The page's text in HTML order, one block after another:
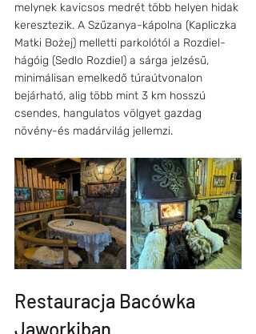
melynek kavicsos medrét több helyen hidak
keresztezik. A Szűzanya-kápolna (Kapliczka
Matki Bożej) melletti parkolótól a Rozdiel-
hágóig (Sedlo Rozdiel) a sárga jelzésű,
minimálisan emelkedő túraútvonalon
bejárható, alig több mint 3 km hosszú
csendes, hangulatos völgyet gazdag
növény-és madárvilág jellemzi.
Restauracja Bacówka
Jaworkiban